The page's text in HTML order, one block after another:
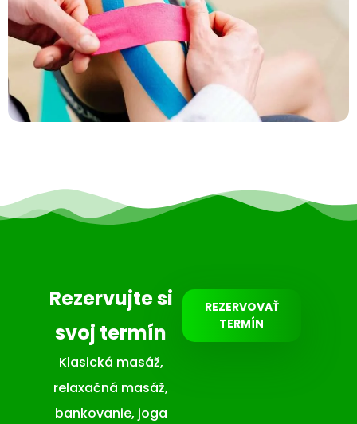
Rezervujte si
svoj termín
Klasická masáž,
relaxačná masáž,
bankovanie, joga
REZERVOVAŤ
TERMÍN